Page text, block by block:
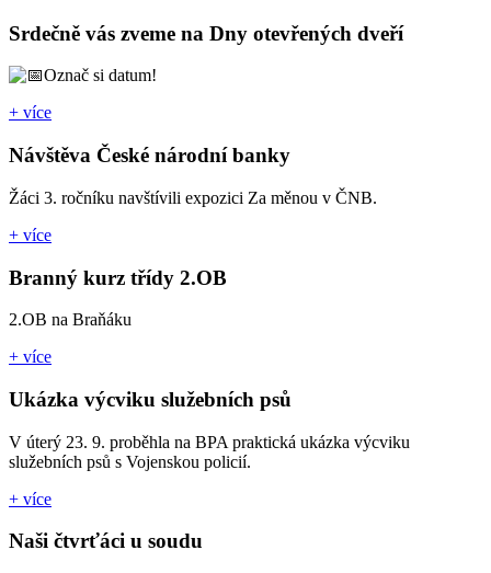
Srdečně vás zveme na Dny otevřených dveří
Označ si datum!
+ více
Návštěva České národní banky
Žáci 3. ročníku navštívili expozici Za měnou v ČNB.
+ více
Branný kurz třídy 2.OB
2.OB na Braňáku
+ více
Ukázka výcviku služebních psů
V úterý 23. 9. proběhla na BPA praktická ukázka výcviku
služebních psů s Vojenskou policií.
+ více
Naši čtvrťáci u soudu